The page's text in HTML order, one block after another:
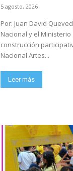
5 agosto, 2026
Por: Juan David Quevedo El Ministerio de
Nacional y el
construcción
Nacional Artes...
Leer más